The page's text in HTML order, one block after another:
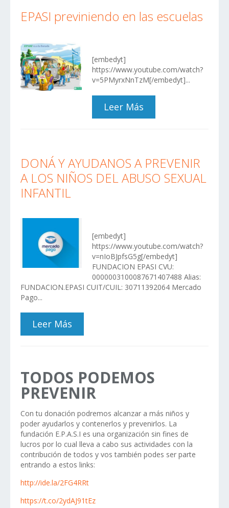
EPASI previniendo en las escuelas
[embedyt]
https://www.youtube.com/watch?
v=5PMyrxNnTzM[/embedyt]...
Leer Más
DONÁ Y AYUDANOS A PREVENIR
A LOS NIÑOS DEL ABUSO SEXUAL
INFANTIL
[embedyt]
https://www.youtube.com/watch?
v=nIoBJpfsG5g[/embedyt]
FUNDACION EPASI CVU:
0000003100087671407488 Alias:
FUNDACION.EPASI CUIT/CUIL: 30711392064 Mercado
Pago...
Leer Más
TODOS PODEMOS
PREVENIR
Con tu donación podremos alcanzar a más niños y
poder ayudarlos y contenerlos y prevenirlos. La
fundación E.P.A.S.I es una organización sin fines de
lucros por lo cual lleva a cabo sus actividades con la
contribución de todos y vos también podes ser parte
entrando a estos links:
http://ide.la/2FG4RRt
https://t.co/2ydAJ91tEz